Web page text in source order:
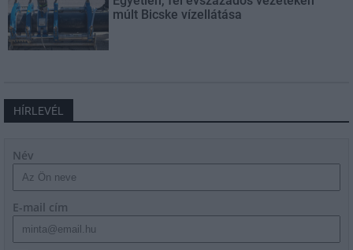
múlt Bicske vízellátása
HÍRLEVÉL
Név
E-mail cím